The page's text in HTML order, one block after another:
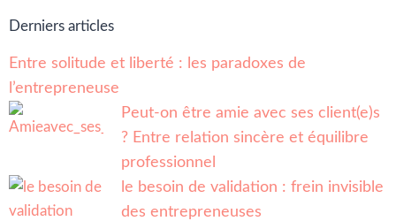
Derniers articles
Entre solitude et liberté : les paradoxes de
l’entrepreneuse
Peut-on être amie avec ses client(e)s
? Entre relation sincère et équilibre
professionnel
le besoin de validation : frein invisible
des entrepreneuses